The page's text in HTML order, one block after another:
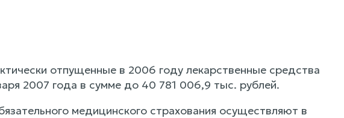
отпущенные в 2006 году лекарственные средства
2007 года в сумме до 40 781 006,9 тыс. рублей.
медицинского страхования осуществляют в